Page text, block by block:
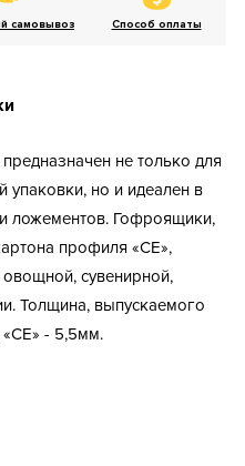
самовывоз Способ оплаты
предназначен не только для
упаковки, но и идеален в
ложементов. Гофроящики,
профиля «СЕ»,
сувенирной,
Толщина, выпускаемого
- 5,5мм.